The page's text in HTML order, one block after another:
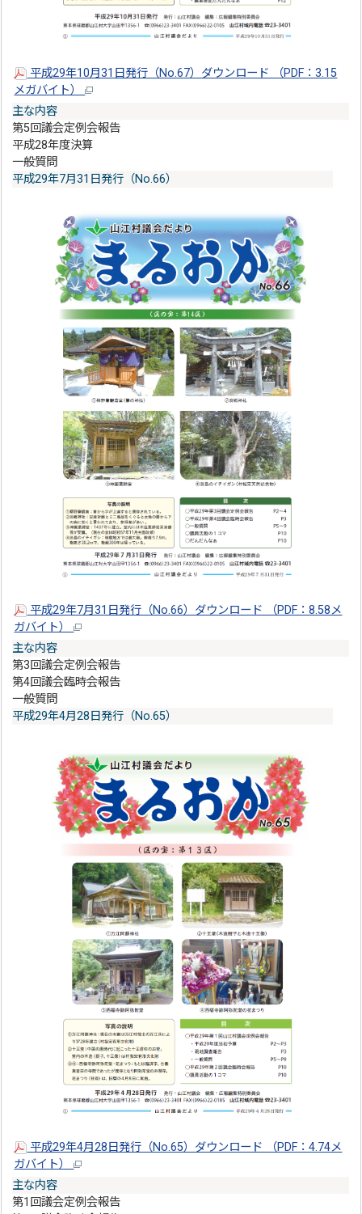
平成29年10月31日発行（No.67）ダウンロード （PDF：3.15
メガバイト）
主な内容
第5回議会定例会報告
平成28年度決算
一般質問
平成29年7月31日発行（No.66）
平成29年7月31日発行（No.66）ダウンロード （PDF：8.58メ
ガバイト）
主な内容
第3回議会定例会報告
第4回議会臨時会報告
一般質問
平成29年4月28日発行（No.65）
平成29年4月28日発行（No.65）ダウンロード （PDF：4.74メ
ガバイト）
主な内容
第1回議会定例会報告